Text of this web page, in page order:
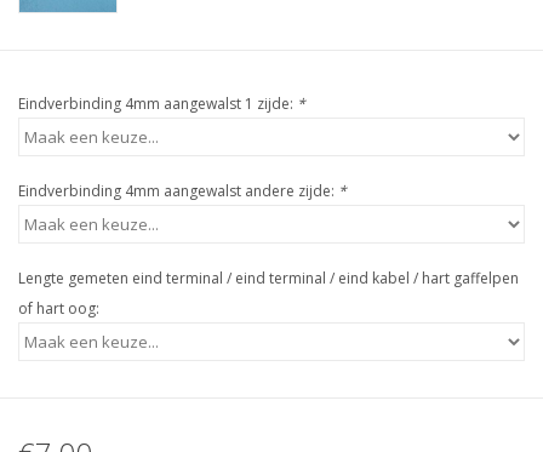
Eindverbinding 4mm aangewalst 1 zijde: *
Eindverbinding 4mm aangewalst andere zijde: *
Lengte gemeten eind terminal / eind terminal / eind kabel / hart gaffelpen
of hart oog: